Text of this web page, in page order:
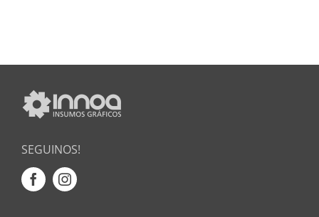
SEGUINOS!